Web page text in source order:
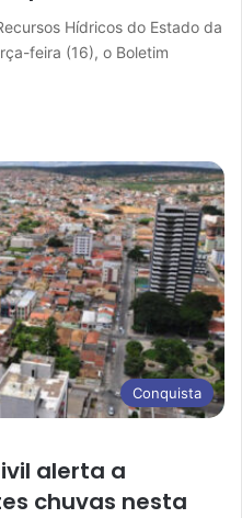
Hídricos do Estado da
feira (16), o Boletim
Conquista
alerta a
chuvas nesta